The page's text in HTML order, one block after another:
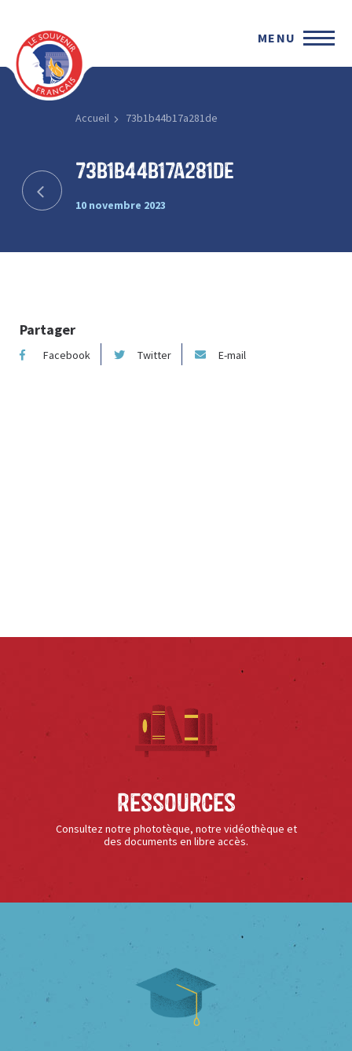
MENU
Accueil 73b1b44b17a281de
73b1b44b17a281de
10 novembre 2023
Partager
Facebook Twitter E-mail
Ressources
Consultez notre phototèque, notre vidéothèque et
des documents en libre accès.